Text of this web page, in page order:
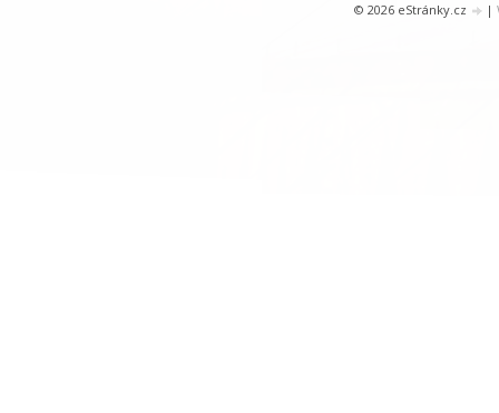
© 2026 eStránky.cz |